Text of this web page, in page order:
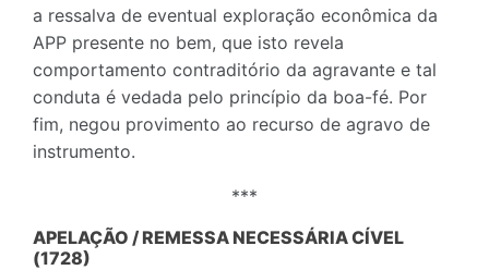
a ressalva de eventual exploração econômica da
APP presente no bem, que isto revela
comportamento contraditório da agravante e tal
conduta é vedada pelo princípio da boa-fé. Por
fim, negou provimento ao recurso de agravo de
instrumento.
***
APELAÇÃO / REMESSA NECESSÁRIA CÍVEL
(1728)